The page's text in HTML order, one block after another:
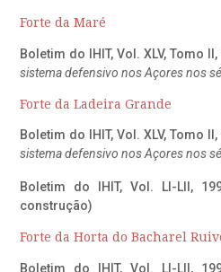
Forte da Maré
Boletim do IHIT, Vol. XLV, Tomo
sistema defensivo nos Açores nos
Forte da Ladeira Grande
Boletim do IHIT, Vol. XLV, Tomo
sistema defensivo nos Açores nos
Boletim do IHIT, Vol. LI-LII,
construção)
Forte da Horta do Bacharel
Boletim do IHIT, Vol. LI-LII,